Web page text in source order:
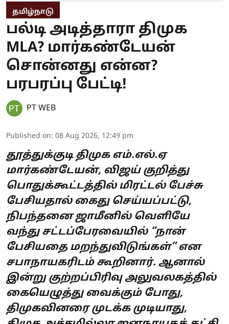
தமிழ்நாடு
பல்டி அடித்தாரா திமுக
MLA? மார்கண்டேயன்
சொன்னது என்ன?
பரபரப்பு பேட்டி!
PT WEB
Published on: 08 Aug 2026, 12:49 pm
தூத்துக்குடி திமுக எம்.எல்.ஏ
மார்கண்டேயன், விஜய் குறித்து
பொதுக்கூட்டத்தில் மிரட்டல் பேச்சு
பேசியதால் கைது செய்யப்பட்டு,
நிபந்தனை ஜாமீனில் வெளியே
வந்து சட்டப்பேரவையில் “நான்
பேசியதை மறந்துவிடுங்கள்” என
சபாநாயகரிடம் கூறினார். ஆனால்
இன்று குற்றப்பிரிவு அலுவலகத்தில்
கையெழுத்து வைக்கும் போது,
திமுகவினரை முடக்க முடியாது,